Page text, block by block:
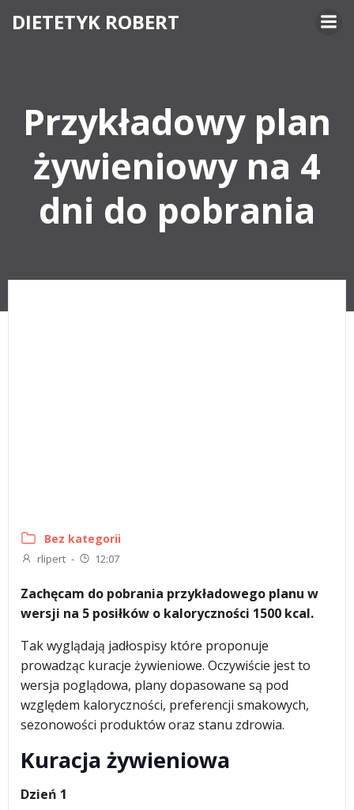
DIETETYK ROBERT
Przykładowy plan
żywieniowy na 4
dni do pobrania
Bez kategorii
rlipert - 12:07
Zachęcam do pobrania przykładowego planu w
wersji na 5 posiłków o kaloryczności 1500 kcal.
Tak wyglądają jadłospisy które proponuje
prowadząc kuracje żywieniowe. Oczywiście jest to
wersja poglądowa, plany dopasowane są pod
względem kaloryczności, preferencji smakowych,
sezonowości produktów oraz stanu zdrowia.
Kuracja żywieniowa
Dzień 1